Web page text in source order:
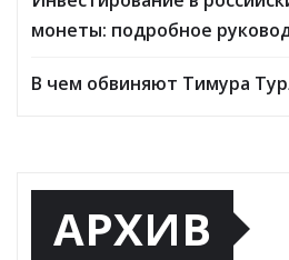
монеты: подробное
В чем обвиняют Тимура
АРХИВ